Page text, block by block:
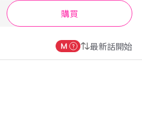
購買
最新話開始